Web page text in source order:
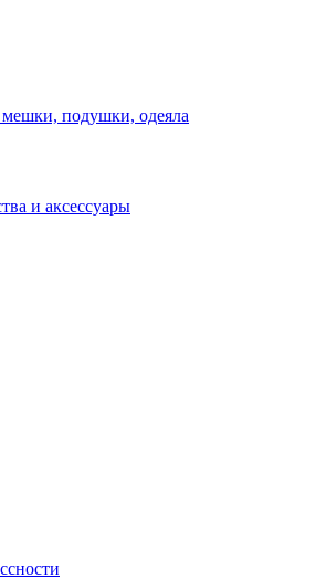
подушки, одеяла
и аксессуары